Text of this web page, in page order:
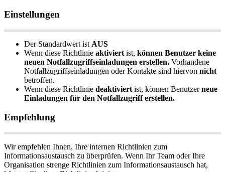
Einstellungen
Der Standardwert ist AUS
Wenn diese Richtlinie aktiviert ist, können Benutzer keine
neuen Notfallzugriffseinladungen erstellen. Vorhandene
Notfallzugriffseinladungen oder Kontakte sind hiervon nicht
betroffen.
Wenn diese Richtlinie deaktiviert ist, können Benutzer neue
Einladungen für den Notfallzugriff erstellen.
Empfehlung
Wir empfehlen Ihnen, Ihre internen Richtlinien zum
Informationsaustausch zu überprüfen. Wenn Ihr Team oder Ihre
Organisation strenge Richtlinien zum Informationsaustausch hat,